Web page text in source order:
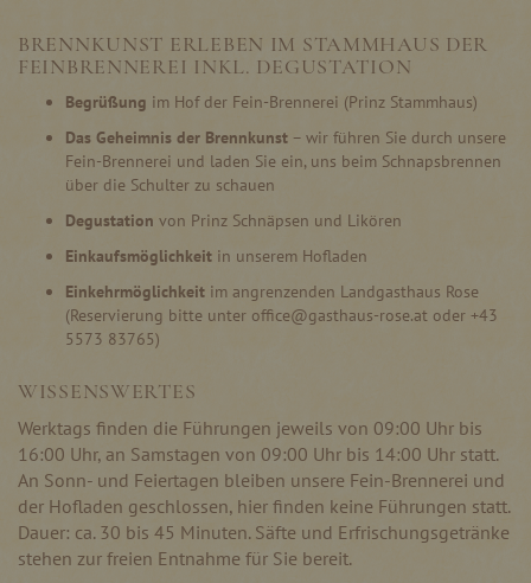
BRENNKUNST ERLEBEN IM STAMMHAUS DER
FEINBRENNEREI INKL. DEGUSTATION
Begrüßung im Hof der Fein-Brennerei (Prinz Stammhaus)
Das Geheimnis der Brennkunst – wir führen Sie durch unsere
Fein-Brennerei und laden Sie ein, uns beim Schnapsbrennen
über die Schulter zu schauen
Degustation von Prinz Schnäpsen und Likören
Einkaufsmöglichkeit in unserem Hofladen
Einkehrmöglichkeit im angrenzenden Landgasthaus Rose
(Reservierung bitte unter office@gasthaus-rose.at oder +43
5573 83765)
WISSENSWERTES
Werktags finden die Führungen jeweils von 09:00 Uhr bis
16:00 Uhr, an Samstagen von 09:00 Uhr bis 14:00 Uhr statt.
An Sonn- und Feiertagen bleiben unsere Fein-Brennerei und
der Hofladen geschlossen, hier finden keine Führungen statt.
Dauer: ca. 30 bis 45 Minuten. Säfte und Erfrischungsgetränke
stehen zur freien Entnahme für Sie bereit.